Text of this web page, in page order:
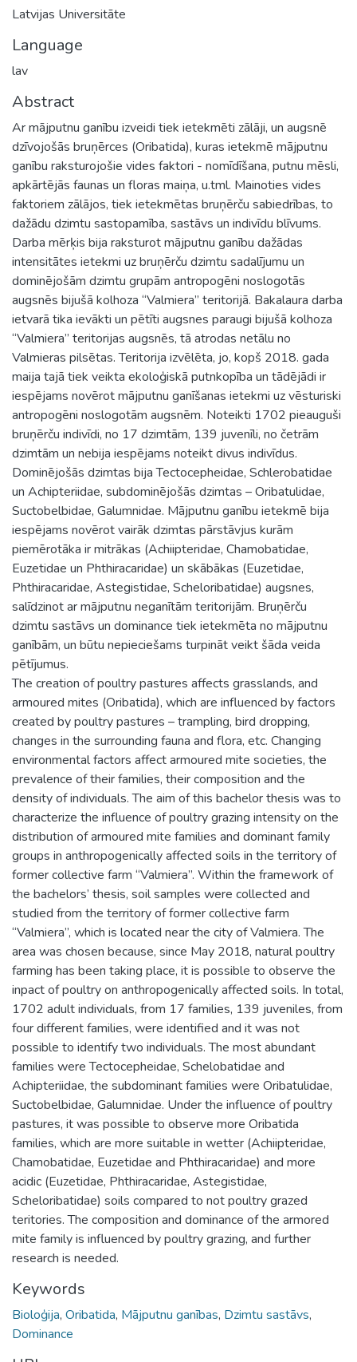
Latvijas Universitāte
Language
lav
Abstract
Ar mājputnu ganību izveidi tiek ietekmēti zālāji, un augsnē
dzīvojošās bruņērces (Oribatida), kuras ietekmē mājputnu
ganību raksturojošie vides faktori - nomīdīšana, putnu mēsli,
apkārtējās faunas un floras maiņa, u.tml. Mainoties vides
faktoriem zālājos, tiek ietekmētas bruņērču sabiedrības, to
dažādu dzimtu sastopamība, sastāvs un indivīdu blīvums.
Darba mērķis bija raksturot mājputnu ganību dažādas
intensitātes ietekmi uz bruņērču dzimtu sadalījumu un
dominējošām dzimtu grupām antropogēni noslogotās
augsnēs bijušā kolhoza “Valmiera” teritorijā. Bakalaura darba
ietvarā tika ievākti un pētīti augsnes paraugi bijušā kolhoza
“Valmiera” teritorijas augsnēs, tā atrodas netālu no
Valmieras pilsētas. Teritorija izvēlēta, jo, kopš 2018. gada
maija tajā tiek veikta ekoloģiskā putnkopība un tādējādi ir
iespējams novērot mājputnu ganīšanas ietekmi uz vēsturiski
antropogēni noslogotām augsnēm. Noteikti 1702 pieauguši
bruņērču indivīdi, no 17 dzimtām, 139 juvenīli, no četrām
dzimtām un nebija iespējams noteikt divus indivīdus.
Dominējošās dzimtas bija Tectocepheidae, Schlerobatidae
un Achipteriidae, subdominējošās dzimtas – Oribatulidae,
Suctobelbidae, Galumnidae. Mājputnu ganību ietekmē bija
iespējams novērot vairāk dzimtas pārstāvjus kurām
piemērotāka ir mitrākas (Achiipteridae, Chamobatidae,
Euzetidae un Phthiracaridae) un skābākas (Euzetidae,
Phthiracaridae, Astegistidae, Scheloribatidae) augsnes,
salīdzinot ar mājputnu neganītām teritorijām. Bruņērču
dzimtu sastāvs un dominance tiek ietekmēta no mājputnu
ganībām, un būtu nepieciešams turpināt veikt šāda veida
pētījumus.
The creation of poultry pastures affects grasslands, and
armoured mites (Oribatida), which are influenced by factors
created by poultry pastures – trampling, bird dropping,
changes in the surrounding fauna and flora, etc. Changing
environmental factors affect armoured mite societies, the
prevalence of their families, their composition and the
density of individuals. The aim of this bachelor thesis was to
characterize the influence of poultry grazing intensity on the
distribution of armoured mite families and dominant family
groups in anthropogenically affected soils in the territory of
former collective farm “Valmiera”. Within the framework of
the bachelors’ thesis, soil samples were collected and
studied from the territory of former collective farm
“Valmiera”, which is located near the city of Valmiera. The
area was chosen because, since May 2018, natural poultry
farming has been taking place, it is possible to observe the
inpact of poultry on anthropogenically affected soils. In total,
1702 adult individuals, from 17 families, 139 juveniles, from
four different families, were identified and it was not
possible to identify two individuals. The most abundant
families were Tectocepheidae, Schelobatidae and
Achipteriidae, the subdominant families were Oribatulidae,
Suctobelbidae, Galumnidae. Under the influence of poultry
pastures, it was possible to observe more Oribatida
families, which are more suitable in wetter (Achiipteridae,
Chamobatidae, Euzetidae and Phthiracaridae) and more
acidic (Euzetidae, Phthiracaridae, Astegistidae,
Scheloribatidae) soils compared to not poultry grazed
teritories. The composition and dominance of the armored
mite family is influenced by poultry grazing, and further
research is needed.
Keywords
Bioloģija, Oribatida, Mājputnu ganības, Dzimtu sastāvs,
Dominance